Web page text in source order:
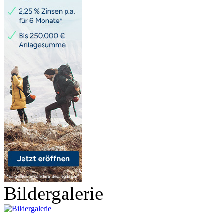
Bildergalerie